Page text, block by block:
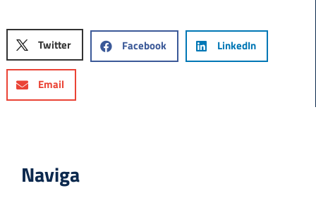
Twitter Facebook LinkedIn
Email
Naviga